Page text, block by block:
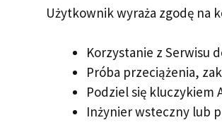
Użytkownik wyraża zgodę na
Korzystanie z Serwisu
Próba przeciążenia,
Podziel się kluczykiem
Inżynier wsteczny lub